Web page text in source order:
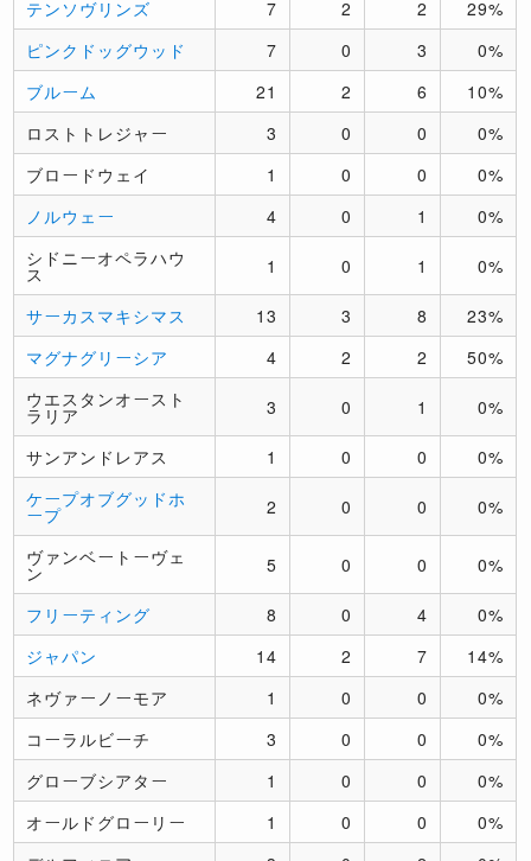
テンソヴリンズ
7 2 2
29%
ピンクドッグウッド
7 0 3
0%
ブルーム
21 2 6
10%
ロストトレジャー
3 0 0
0%
ブロードウェイ
1 0 0
0%
ノルウェー
4 0 1
0%
シドニーオペラハウ
ス 1 0 1 0%
サーカスマキシマス 13 3 8
23%
マグナグリーシア
4 2 2
50%
ウエスタンオースト
ラリア 3 0 1 0%
サンアンドレアス 1 0 0
0%
ケープオブグッドホ
ープ 2 0 0 0%
ヴァンベートーヴェ
ン 5 0 0 0%
フリーティング 8 0 4
0%
ジャパン
14 2 7
14%
ネヴァーノーモア
1 0 0
0%
コーラルビーチ
3 0 0
0%
グローブシアター
1 0 0
0%
オールドグローリー
1 0 0
0%